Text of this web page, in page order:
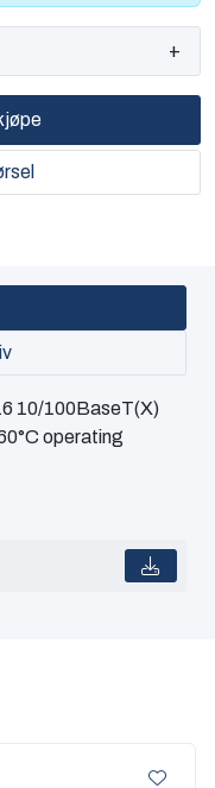
+
10/100BaseT(X)
operating